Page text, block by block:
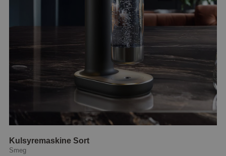
Kulsyremaskine Sort
Smeg